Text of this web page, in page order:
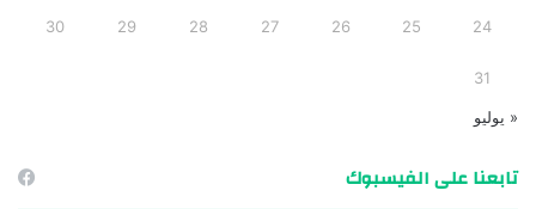
24
25
26
27
28
29
30
31
« يوليو
تابعنا على الفيسبوك